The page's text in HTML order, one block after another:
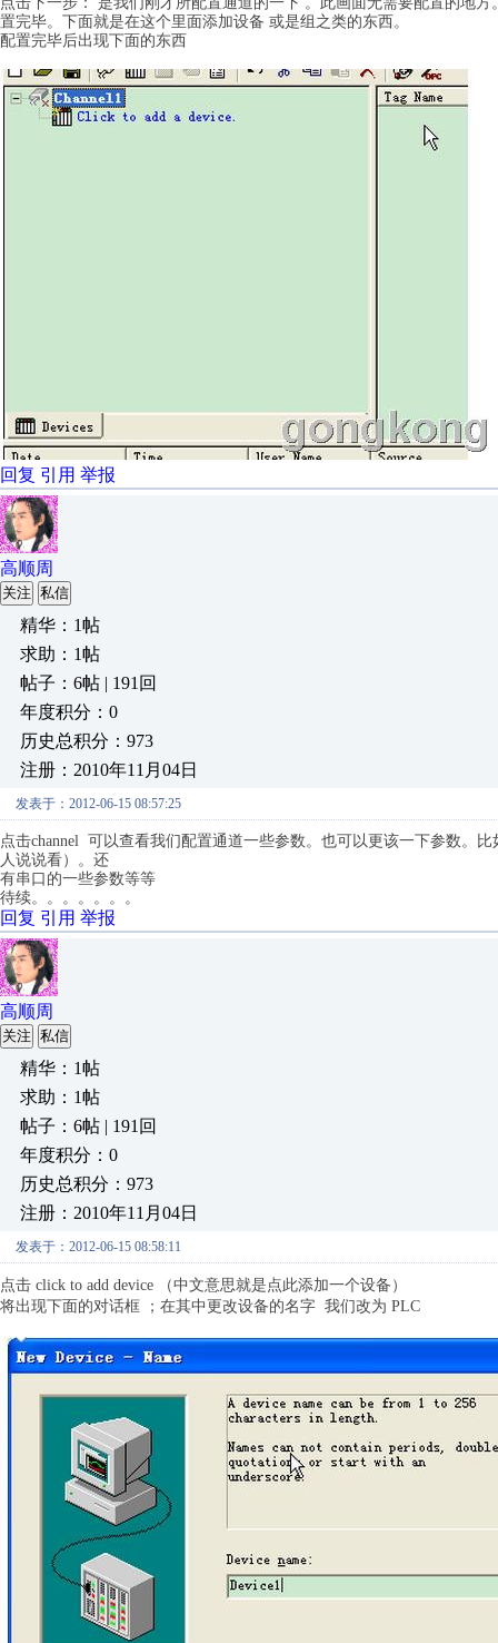
置完毕。下面就是在这个里面添加设备 或是组之类的东西。
配置完毕后出现下面的东西
回复 引用 举报
高顺周
关注 私信
精华：1帖
求助：1帖
帖子：6帖 | 191回
年度积分：0
历史总积分：973
注册：2010年11月04日
发表于：2012-06-15 08:57:25
点击channel 可以查看我们配置通道一些参数。也可以更该一下参数。
人说说看）。还
有串口的一些参数等等
待续。。。。。。。
回复 引用 举报
高顺周
关注 私信
精华：1帖
求助：1帖
帖子：6帖 | 191回
年度积分：0
历史总积分：973
注册：2010年11月04日
发表于：2012-06-15 08:58:11
点击 click to add device （中文意思就是点此添加一个设备）
将出现下面的对话框 ；在其中更改设备的名字 我们改为 PLC